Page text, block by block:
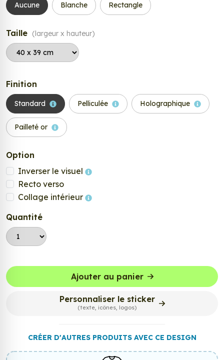
Aucune Blanche Rectangle
Taille (largeur x hauteur)
Finition
Standard Pelliculée Holographique
Pailleté or
Option
Inverser le visuel
Recto verso
Collage intérieur
Quantité
Ajouter au panier
Personnaliser le sticker
(texte, icônes, logos)
CRÉER D'AUTRES PRODUITS AVEC CE DESIGN